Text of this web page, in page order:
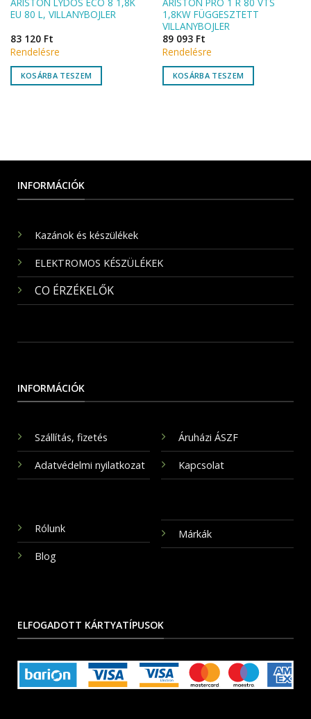
EU 80 L, VILLANYBOJLER
83 120 Ft
Rendelésre
KOSÁRBA TESZEM
1,8KW FÜGGESZTETT
VILLANYBOJLER
89 093 Ft
Rendelésre
KOSÁRBA TESZEM
INFORMÁCIÓK
Kazánok és készülékek
ELEKTROMOS KÉSZÜLÉKEK
CO ÉRZÉKELŐK
INFORMÁCIÓK
Szállítás, fizetés
Adatvédelmi nyilatkozat
Áruházi ÁSZF
Kapcsolat
Rólunk
Blog
Márkák
ELFOGADOTT KÁRTYATÍPUSOK